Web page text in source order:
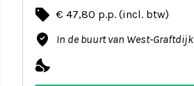
local_offer € 47,80 p.p. (incl. btw)
where_to_vote In de buurt van West-Graftdijk
nights_stay